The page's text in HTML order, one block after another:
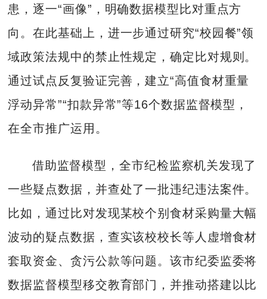
患，逐一“画像”，明确数据模型比对重点方
向。在此基础上，进一步通过研究“校园餐”领
域政策法规中的禁止性规定，确定比对规则。
通过试点反复验证完善，建立“高值食材重量
浮动异常”“扣款异常”等16个数据监督模型，
在全市推广运用。
借助监督模型，全市纪检监察机关发现了
一些疑点数据，并查处了一批违纪违法案件。
比如，通过比对发现某校个别食材采购量大幅
波动的疑点数据，查实该校校长等人虚增食材
套取资金、贪污公款等问题。该市纪委监委将
数据监督模型移交教育部门，并推动搭建以比